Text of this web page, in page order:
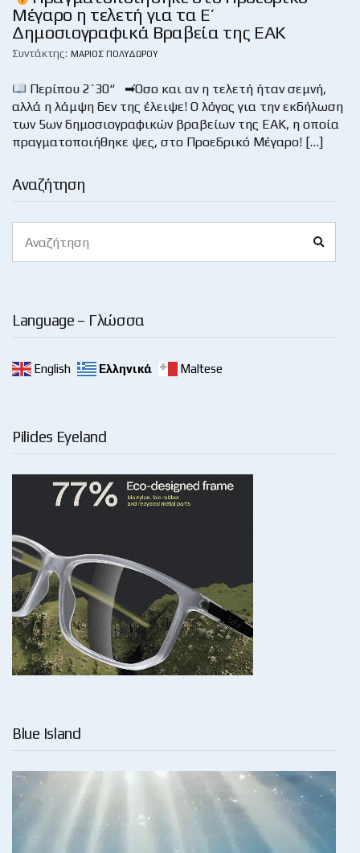
Αναζήτηση
for:
Language – Γλώσσα
English Ελληνικά Maltese
Pilides Eyeland
Blue Island
Μέγαρο η τελετή για τα Ε’
Δημοσιογραφικά Βραβεία της ΕΑΚ
Συντάκτης: ΜΆΡΙΟΣ ΠΟΛΥΔΏΡΟΥ
Περίπου 2`30“ ➡Όσο και αν η τελετή ήταν σεμνή,
αλλά η λάμψη δεν της έλειψε! Ο λόγος για την εκδήλωση
των 5ων δημοσιογραφικών βραβείων της ΕΑΚ, η οποία
πραγματοποιήθηκε ψες, στο Προεδρικό Μέγαρο! […]